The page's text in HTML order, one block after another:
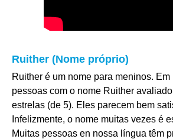
Ruither (Nome próprio)
Ruither é um nome para meninos.
pessoas com o nome Ruither
estrelas (de 5). Eles parecem bem
Infelizmente, o nome muitas vezes é
Muitas pessoas en nossa língua têm